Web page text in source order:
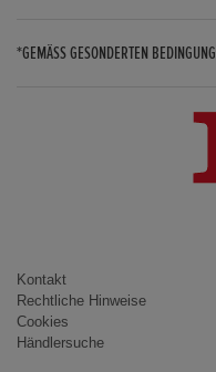
*GEMÄSS GESONDERTEN
CIVIC / CIVIC LIMOUSINE
INSIGHT
ACCORD
Kontakt
Rechtliche Hinweise
Cookies
Händlersuche